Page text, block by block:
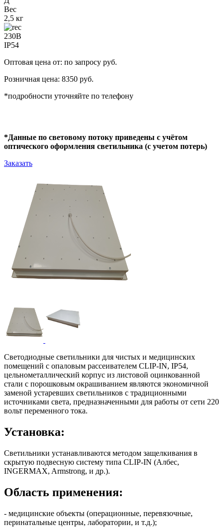
Вес
2,5 кг
230В
IP54
Оптовая цена от: по запросу руб.
Розничная цена: 8350 руб.
*подробности уточняйте по телефону
*Данные по световому потоку приведены с учётом
оптического оформления светильника (с учетом потерь)
Заказать
Светодиодные светильники для чистых и медицинских
помещений с опаловым рассеивателем CLIP-IN, IP54,
цельнометаллический корпус из листовой оцинкованной
стали с порошковым окрашиванием являются экономичной
заменой устаревших светильников с традиционными
источниками света, предназначенными для работы от сети 220
вольт переменного тока.
Установка:
Светильники устанавливаются методом защелкивания в
скрытую подвесную систему типа CLIP-IN (Албес,
INGERMAX, Armstrong, и др.).
Область применения:
- медицинские объекты (операционные, перевязочные,
перинатальные центры, лаборатории, и т.д.);